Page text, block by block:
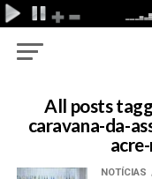
All posts
caravana-da-
NOTÍCIAS